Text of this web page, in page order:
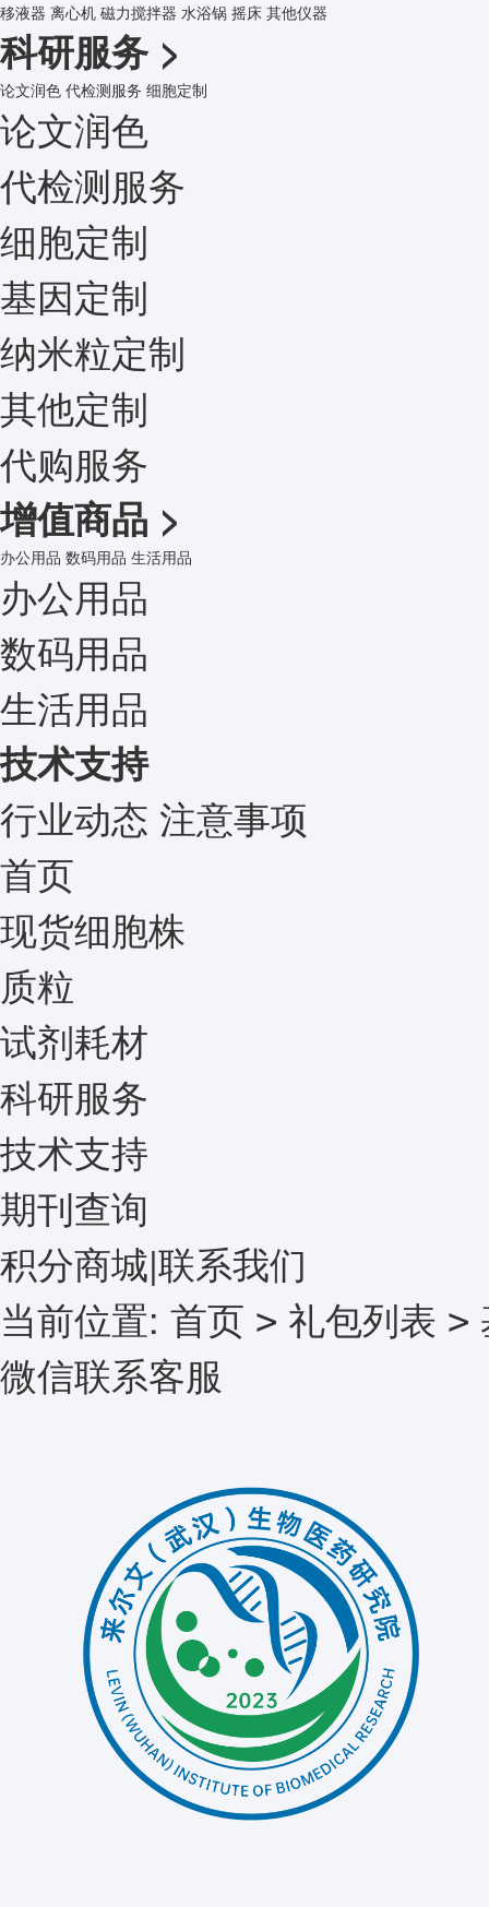
移液器 离心机 磁力搅拌器 水浴锅 摇床 其他仪器
科研服务 >
论文润色 代检测服务 细胞定制
论文润色
代检测服务
细胞定制
基因定制
纳米粒定制
其他定制
代购服务
增值商品 >
办公用品 数码用品 生活用品
办公用品
数码用品
生活用品
技术支持
行业动态 注意事项
首页
现货细胞株
质粒
试剂耗材
科研服务
技术支持
期刊查询
积分商城|联系我们
当前位置: 首页 > 礼包列表 >
微信联系客服